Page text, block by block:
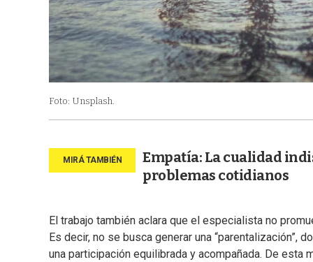
Foto: Unsplash.
Empatía: La cualidad
problemas cotidianos
El trabajo también aclara que el especialista no
Es decir, no se busca generar una
una participación equilibrada y acompañada. De esta